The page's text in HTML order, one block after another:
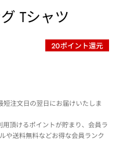
Tシャツ
20ポイント還元
注文日の翌日にお届けいたしま
頂けるポイントが貯まり、会員ラ
や送料無料などお得な会員ランク